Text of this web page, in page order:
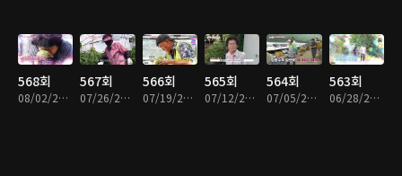
568회
08/02/2026 • 54분
567회
07/26/2026 • 53분
566회
07/19/2026 • 54분
565회
07/12/2026 • 54분
564회
07/05/2026 • 54분
563회
06/28/2026 • 54분